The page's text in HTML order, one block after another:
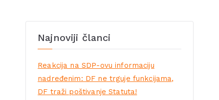
Najnoviji članci
Reakcija na SDP-ovu informaciju
nadređenim: DF ne trguje funkcijama,
DF traži poštivanje Statuta!